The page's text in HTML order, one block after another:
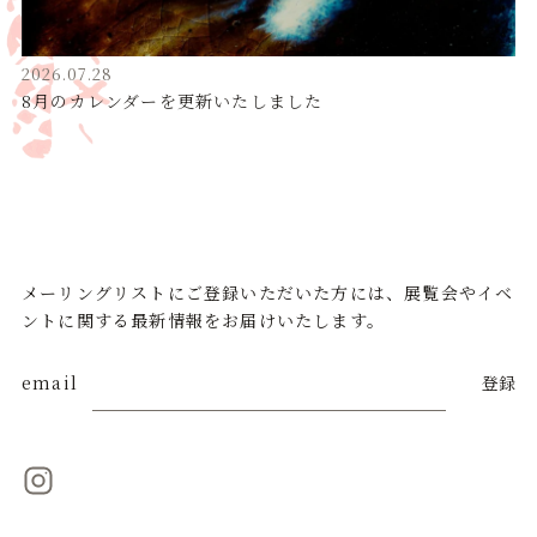
2026.07.28
8月のカレンダーを更新いたしました
メーリングリストにご登録いただいた方には、展覧会やイベ
ントに関する最新情報をお届けいたします。
email 登録